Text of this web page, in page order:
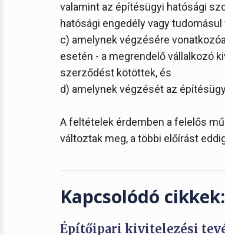
valamint az építésügyi hatósági
hatósági engedély vagy tudomásul
c) amelynek végzésére
esetén - a megrendelő vállalkozó
szerződést kötöttek, és
d) amelynek végzését az
A feltételek érdemben a felelős
változtak meg, a többi előírást
Kapcsolódó cikkek:
Építőipari kivitelezési